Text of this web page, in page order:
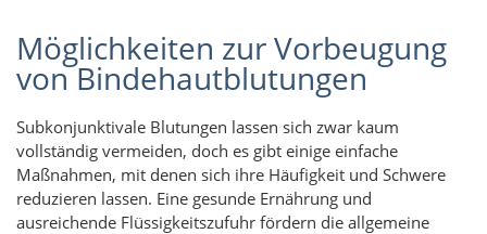
Möglichkeiten zur Vorbeugung
von Bindehautblutungen
Subkonjunktivale Blutungen lassen sich zwar kaum
vollständig vermeiden, doch es gibt einige einfache
Maßnahmen, mit denen sich ihre Häufigkeit und Schwere
reduzieren lassen. Eine gesunde Ernährung und
ausreichende Flüssigkeitszufuhr fördern die allgemeine